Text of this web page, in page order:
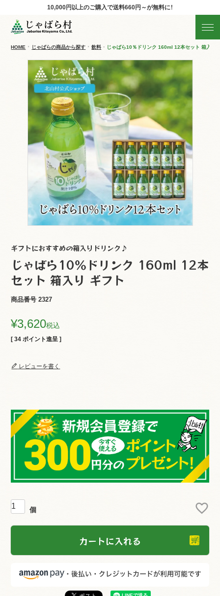
10,000円以上のご購入で送料660円～が無料に！
HOME じゃばらの商品から探す 飲料 じゃばら10％ドリンク 160ml 12本セット 箱入り
ギフトにおすすめの箱入りドリンク♪
じゃばら10％ドリンク 160ml 12本
セット 箱入り ギフト
商品番号 2327
¥3,620税込
[ 34 ポイント進呈 ]
レビューを書く
カートに入れる
じゃばらの商品を探す
産地直送!旬の商品
商品の分類から探す
ギフト
すべての商品を見る